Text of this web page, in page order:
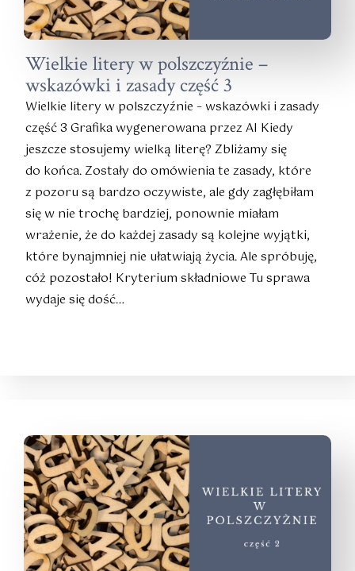
Wielkie litery w polszczyźnie –
wskazówki i zasady część 3
Wielkie litery w polszczyźnie – wskazówki i zasady
część 3 Grafika wygenerowana przez AI Kiedy
jeszcze stosujemy wielką literę? Zbliżamy się
do końca. Zostały do omówienia te zasady, które
z pozoru są bardzo oczywiste, ale gdy zagłębiłam
się w nie trochę bardziej, ponownie miałam
wrażenie, że do każdej zasady są kolejne wyjątki,
które bynajmniej nie ułatwiają życia. Ale spróbuję,
cóż pozostało! Kryterium składniowe Tu sprawa
wydaje się dość…